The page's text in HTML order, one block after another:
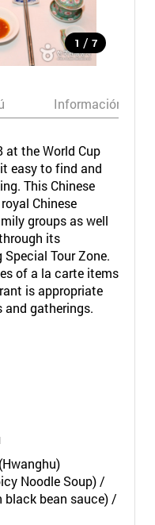
1 / 7
Información
at the World Cup
easy to find and
This Chinese
Chinese
groups as well
its
Tour Zone.
of a la carte items
is appropriate
gatherings.
Noodle Soup) /
black bean sauce) /